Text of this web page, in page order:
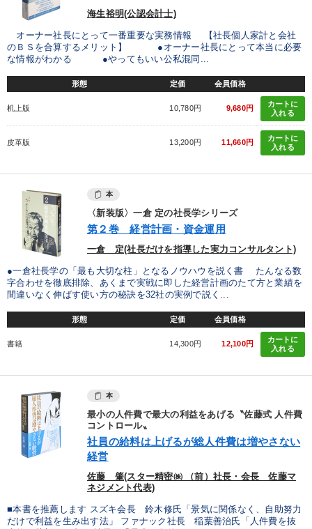
海生裕明(公認会計士)
オーナー社長にとって一番重要な実務情報 【社長個人家計と会社
のＢＳを合算するメリット】 ●オーナー社長にとって本当に必要
な情報がわかる ●やってもいい公私混同...
形態 定価 会員価格
机上版 10,780円 9,680円
カートに
入れる
皮革版 13,200円 11,660円
カートに
入れる
本
〈新装版〉一倉 定の社長学シリーズ
第２巻 経営計画・資金運用
一倉 定(社長だけを指導した実力コンサルタント)
●一倉社長学の「最も大切な柱」となるノウハウを説く書 たんなる数
字合わせを徹底排除、あくまで実戦に即した経営計画のたて方と業績を
間違いなく伸ばす使い方の秘訣を32社の実例で説く...
形態 定価 会員価格
書籍 14,300円 12,100円
カートに
入れる
本
最小の人件費で最大の利益をあげる〝佐藤式 人件費
コントロール〟
社員の給料は上げるが総人件費は増やさない
経営
佐藤 肇(スター精密㈱ （前）社長・会長 佐藤マ
ネジメント代表)
■本書を推薦します スズキ会長 鈴木修氏「景気に関係なく、自助努力
だけで利益を生み出す法」 ファナック社長 稲葉善治氏「人件費を抜